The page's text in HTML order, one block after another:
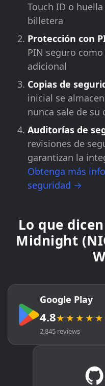
Touch ID o
billetera
Protección con
PIN seguro
adicional
Copias de
inicial se
nunca sale de su
Auditorías de
revisiones de
garantizan la
Obtenga más
seguridad →
Lo que
Midnight
Google Play
4.8★★★★★
2,845 reviews